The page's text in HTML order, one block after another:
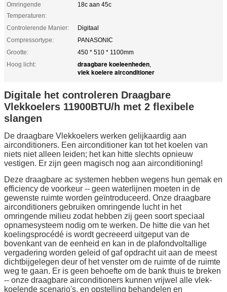
Omringende
Temperaturen:
18c aan 45c
Controlerende Manier:
Digitaal
Compressortype:
PANASONIC
Grootte:
450 * 510 * 1100mm
Hoog licht:
draagbare koeleenheden,
vlek koelere airconditioner
Digitale het controleren Draagbare
Vlekkoelers 11900BTU/h met 2 flexibele
slangen
De draagbare Vlekkoelers werken gelijkaardig aan
airconditioners. Een airconditioner kan tot het koelen van
niets niet alleen leiden; het kan hitte slechts opnieuw
vestigen. Er zijn geen magisch nog aan airconditioning!
Deze draagbare ac systemen hebben wegens hun gemak en
efficiency de voorkeur -- geen waterlijnen moeten in de
gewenste ruimte worden geïntroduceerd. Onze draagbare
airconditioners gebruiken omringende lucht in het
omringende milieu zodat hebben zij geen soort speciaal
opnamesysteem nodig om te werken. De hitte die van het
koelingsprocédé is wordt gecreeerd uitgeput van de
bovenkant van de eenheid en kan in de plafondvoltallige
vergadering worden geleid of gaf opdracht uit aan de meest
dichtbijgelegen deur of het venster om de ruimte of de ruimte
weg te gaan. Er is geen behoefte om de bank thuis te breken
-- onze draagbare airconditioners kunnen vrijwel alle vlek-
koelende scenario's, en opstelling behandelen en